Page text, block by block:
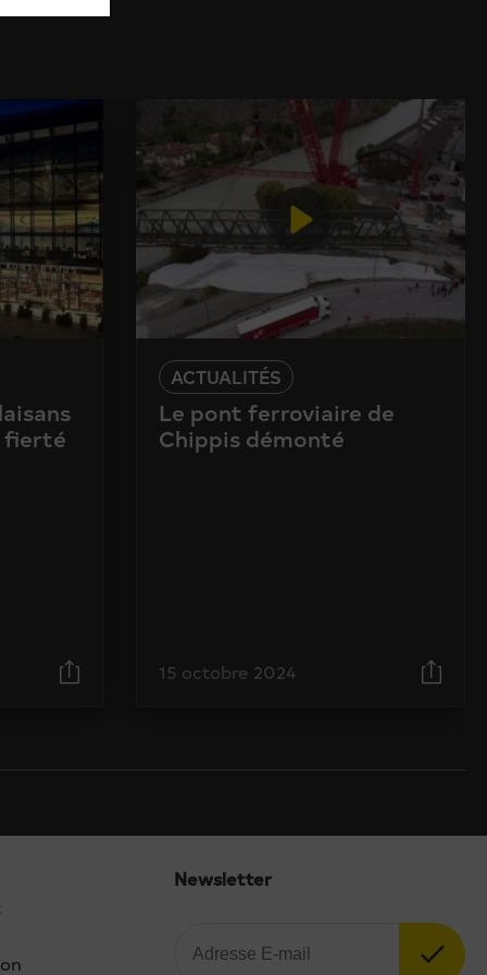
fierté
ACTUALITÉS
Le pont ferroviaire de
Chippis démonté
15 octobre 2024
Newsletter